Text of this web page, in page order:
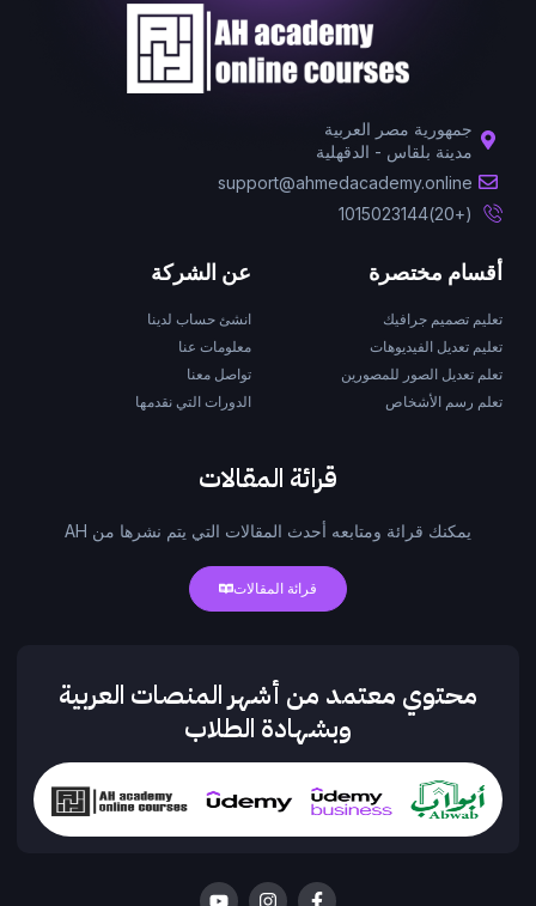
جمهورية مصر العربية
مدينة بلقاس - الدقهلية
support@ahmedacademy.online
(+20)1015023144
أقسام مختصرة
تعليم تصميم جرافيك
تعليم تعديل الفيديوهات
تعلم تعديل الصور للمصورين
تعلم رسم الأشخاص
عن الشركة
انشئ حساب لدينا
معلومات عنا
تواصل معنا
الدورات التي نقدمها
قرائة المقالات
يمكنك قرائة ومتابعه أحدث المقالات التي يتم نشرها من AH
قرائة المقالات
محتوي معتمد من أشهر المنصات العربية
وبشهادة الطلاب